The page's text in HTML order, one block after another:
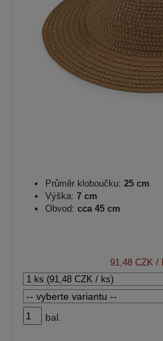
Průměr kloboučku: 25 cm
Výška: 7 cm
Obvod: cca 45 cm
91,48 CZK /
bal.